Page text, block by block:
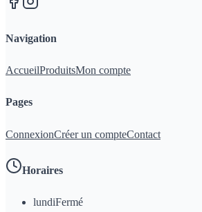
Navigation
AccueilProduitsMon compte
Pages
ConnexionCréer un compteContact
Horaires
lundiFermé